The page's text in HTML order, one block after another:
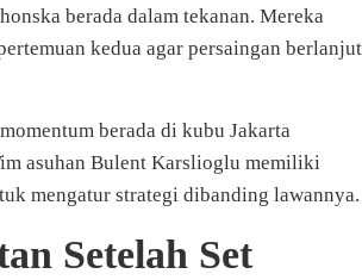
berada dalam tekanan. Mereka
kedua agar persaingan berlanjut
berada di kubu Jakarta
asuhan Bulent Karslioglu memiliki
mengatur strategi dibanding lawannya.
Setelah Set